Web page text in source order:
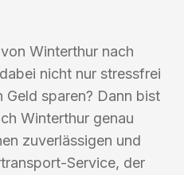
Winterthur nach
nicht nur stressfrei
Geld sparen? Dann bist
Winterthur genau
zuverlässigen und
Service, der